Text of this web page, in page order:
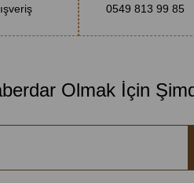
Katkı
Cam
Neden
mutlaka
0549 813 99 85
Olmak İçin